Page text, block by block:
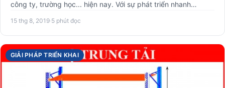
công ty, trường học... hiện nay. Với sự phát triển nhanh…
15 thg 8, 2019·5 phút đọc
GIẢI PHÁP TRIỂN KHAI